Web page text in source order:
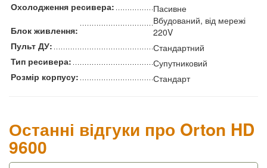
Охолодження ресивера:
Пасивне
Блок живлення:
Вбудований, від мережі
220V
Пульт ДУ:
Стандартний
Тип ресивера:
Супутниковий
Розмір корпусу:
Стандарт
Останні відгуки про Orton HD
9600